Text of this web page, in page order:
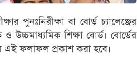
পুনঃনিরীক্ষা বা বোর্ড চ্যালেঞ্জের
শিক্ষা বোর্ড। বোর্ডের
এই ফলাফল প্রকাশ করা হবে।